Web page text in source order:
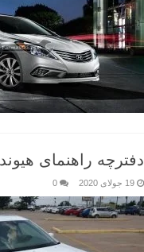
دفترچه راهنمای
19 جولای 2020 0